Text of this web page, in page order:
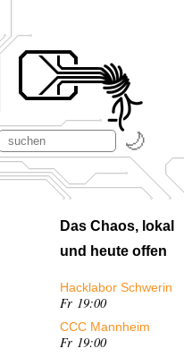
Das Chaos, lokal
und heute offen
Hacklabor Schwerin
Fr 19:00
CCC Mannheim
Fr 19:00